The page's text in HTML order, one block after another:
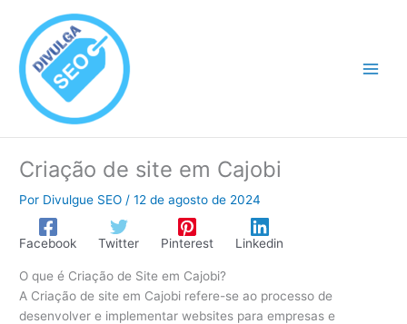
conteúdo
Criação de site em Cajobi
Por Divulgue SEO /12 de agosto de 2024
Facebook Twitter Pinterest Linkedin
O que é Criação de Site em Cajobi?
A Criação de site em Cajobi refere-se ao processo de
desenvolver e implementar websites para empresas e